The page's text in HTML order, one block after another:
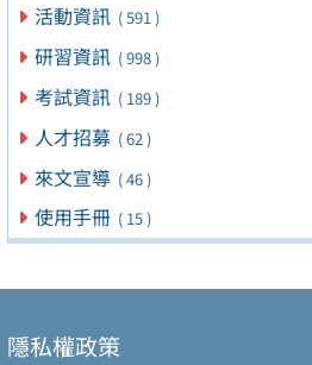
活動資訊 ( 591 )
研習資訊 ( 998 )
考試資訊 ( 189 )
人才招募 ( 62 )
來文宣導 ( 46 )
使用手冊 ( 15 )
隱私權政策